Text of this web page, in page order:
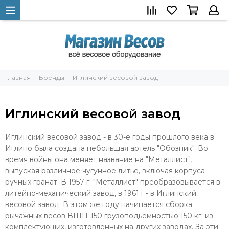
Главная Бренды Иглинский весовой завод
Иглинский весовой завод
Иглинский весовой завод - в 30-е годы прошлого века в
Иглино была создана небольшая артель "Обозник". Во
время войны она меняет название на "Металлист",
выпуская различное чугунное литьё, включая корпуса
ручных гранат. В 1957 г. "Металлист" преобразовывается в
литейно-механический завод, в 1961 г.- в Иглинский
весовой завод. В этом же году начинается сборка
рычажных весов ВШП-150 грузоподьёмностью 150 кг. из
комплектующих, изготовленных на других заводах. За эти